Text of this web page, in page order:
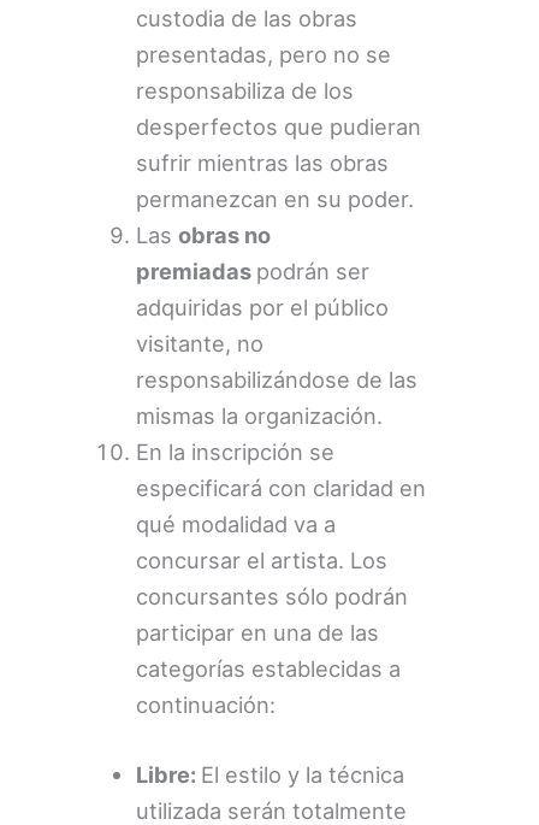
custodia de las obras
presentadas, pero no se
responsabiliza de los
desperfectos que pudieran
sufrir mientras las obras
permanezcan en su poder.
Las obras no
premiadas podrán ser
adquiridas por el público
visitante, no
responsabilizándose de las
mismas la organización.
En la inscripción se
especificará con claridad en
qué modalidad va a
concursar el artista. Los
concursantes sólo podrán
participar en una de las
categorías establecidas a
continuación:
Libre: El estilo y la técnica
utilizada serán totalmente